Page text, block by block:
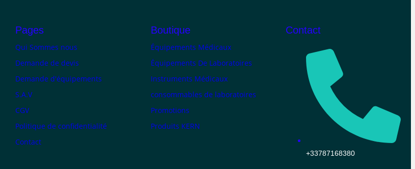
Pages
Qui Sommes nous
Demande de devis
Demande d'équipements
S.A.V
CGV
Politique de confidentialité
Contact
Boutique
Équipements Médicaux
Équipements De Laboratoires
Instruments Médicaux
consommables de laboratoires
Promotions
Produits KERN
Contact
+33787168380